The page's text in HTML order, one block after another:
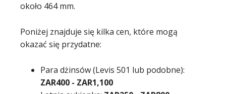
około 464 mm.
Poniżej znajduje się kilka cen, które mogą
okazać się przydatne:
Para dżinsów (Levis 501 lub podobne):
ZAR400 - ZAR1,100